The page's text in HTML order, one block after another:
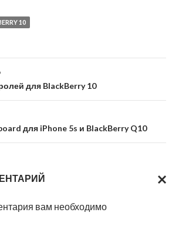
10
для BlackBerry 10
для iPhone 5s и BlackBerry Q10
вам необходимо